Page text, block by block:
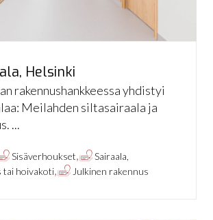
Helsinki
rakennushankkeessa yhdistyi
Meilahden siltasairaala ja
...
Sisäverhoukset,
Sairaala,
tai hoivakoti, Julkinen rakennus